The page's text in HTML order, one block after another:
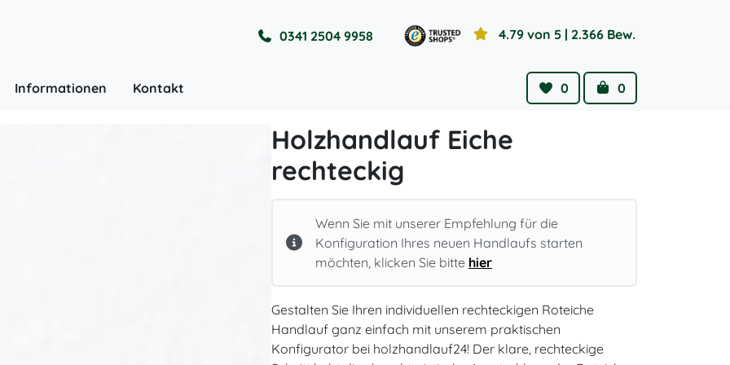
0341 2504 9958 4.79 von 5 | 2.366 Bew.
Informationen Kontakt
Wishlist
0
Cart
0
Holzhandlauf Eiche
rechteckig
Wenn Sie mit unserer Empfehlung für die
Konfiguration Ihres neuen Handlaufs starten
möchten, klicken Sie bitte hier
Gestalten Sie Ihren individuellen rechteckigen Roteiche
Handlauf ganz einfach mit unserem praktischen
Konfigurator bei holzhandlauf24! Der klare, rechteckige